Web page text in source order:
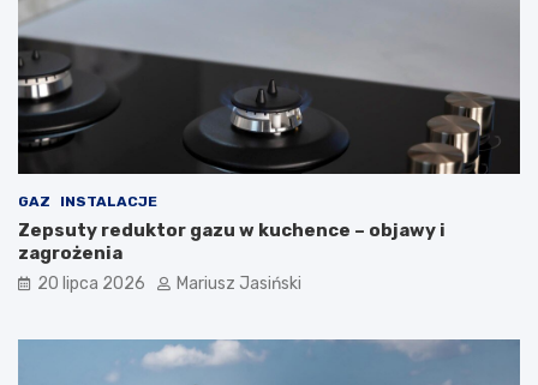
GAZ INSTALACJE
Zepsuty reduktor gazu w kuchence – objawy i
zagrożenia
20 lipca 2026 Mariusz Jasiński